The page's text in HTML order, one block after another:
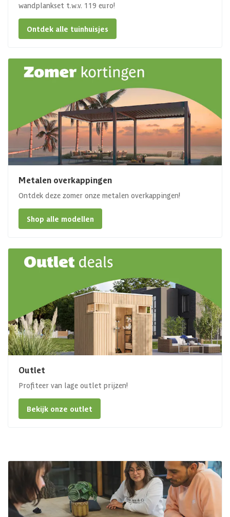
wandplankset t.w.v. 119 euro!
Ontdek alle tuinhuisjes
Metalen overkappingen
Ontdek deze zomer onze metalen overkappingen!
Shop alle modellen
Outlet
Profiteer van lage outlet prijzen!
Bekijk onze outlet